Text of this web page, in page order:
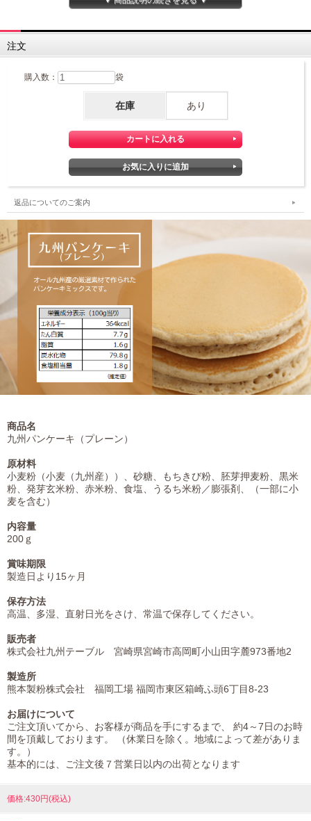
注文
購入数： 袋
在庫 あり
返品についてのご案内
商品名
九州パンケーキ（プレーン）
原材料
小麦粉（小麦（九州産））、砂糖、もちきび粉、胚芽押麦粉、黒米
粉、発芽玄米粉、赤米粉、食塩、うるち米粉／膨張剤、（一部に小
麦を含む）
内容量
200ｇ
賞味期限
製造日より15ヶ月
保存方法
高温、多湿、直射日光をさけ、常温で保存してください。
販売者
株式会社九州テーブル 宮崎県宮崎市高岡町小山田字麓973番地2
製造所
熊本製粉株式会社 福岡工場 福岡市東区箱崎ふ頭6丁目8-23
お届けについて
ご注文頂いてから、お客様が商品を手にするまで、 約4～7日のお時
間を頂戴しております。 （休業日を除く。地域によって差がありま
す。）
基本的には、ご注文後７営業日以内の出荷となります
価格:430円(税込)